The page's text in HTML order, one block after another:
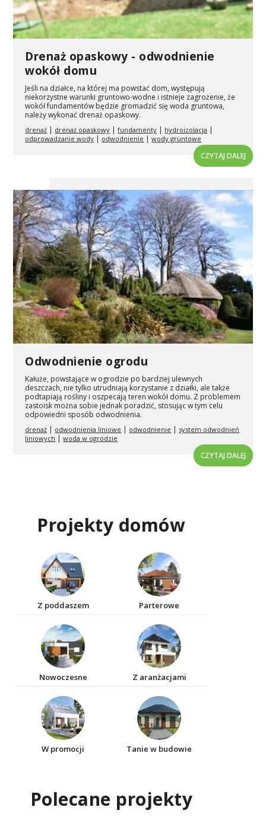
Drenaż opaskowy - odwodnienie
wokół domu
Jeśli na działce, na której ma powstać dom, występują
niekorzystne warunki gruntowo-wodne i istnieje zagrożenie, że
wokół fundamentów będzie gromadzić się woda gruntowa,
należy wykonać drenaż opaskowy.
drenaż drenaż opaskowy |fundamenty hydroizolacja
odprowadzanie wody odwodnienie |wody gruntowe
CZYTAJ DALEJ
Odwodnienie ogrodu
Kałuże, powstające w ogrodzie po bardziej ulewnych
deszczach, nie tylko utrudniają korzystanie z działki, ale także
podtapiają rośliny i oszpecają teren wokół domu. Z problemem
zastoisk można sobie jednak poradzić, stosując w tym celu
odpowiedni sposób odwodnienia.
drenaż | odwodnienia liniowe | odwodnienie | system odwodnień
liniowych |woda w ogrodzie
CZYTAJ DALEJ
Projekty domów
Z poddaszem Parterowe
Nowoczesne Z aranżacjami
W promocji Tanie w budowie
Polecane projekty